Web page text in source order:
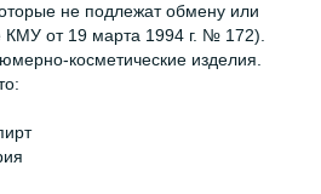
не подлежат обмену или
КМУ от 19 марта 1994 г. № 172).
косметические изделия.